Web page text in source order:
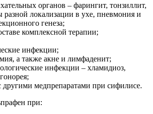
органов – фарингит, тонзиллит,
разной локализации в ухе, пневмония и
генеза;
комплексной терапии;
инфекции;
а также акне и лимфаденит;
инфекции – хламидиоз,
другими медпрепаратами при сифилисе.
при: